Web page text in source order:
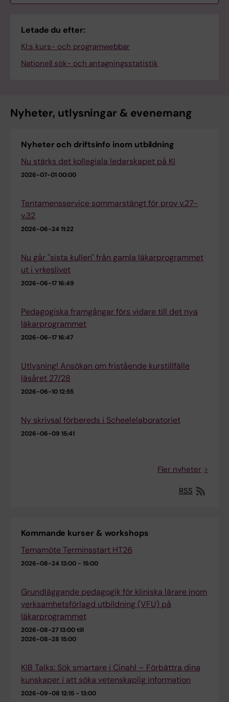
TimeEdit: lokalbokning
KI-portfolio, ett digitalt
bedömningsverktyg för
utbildnings/programnämnder
GUA - Utbildningsansvariga
KIB - Universitetsbiblioteket
och avancerad nivå (KU)
utbildningsadministration
Pedagogiska nätverket i Teams
Programstudievägledare
Uppdragsutbildning
Blanketter & mallar
Högskoleförordningen
Letade du efter:
KI:s kurs- och programwebbar
Nationell sök- och antagningsstatistik
Nyheter, utlysningar & evenemang
Nyheter och driftsinfo inom utbildning
Nu stärks det kollegiala ledarskapet på KI
2026-07-01 00:00
Tentamensservice sommarstängt för prov v.27-
v.32
2026-06-24 11:22
Nu går "sista kullen" från gamla läkarprogrammet
ut i yrkeslivet
2026-06-17 16:49
Pedagogiska framgångar förs vidare till det nya
läkarprogrammet
2026-06-17 16:47
Utlysning! Ansökan om fristående kurstillfälle
läsåret 27/28
2026-06-10 12:55
Ny skrivsal förbereds i Scheelelaboratoriet
2026-06-09 15:41
Fler nyheter
RSS
Kommande kurser & workshops
Temamöte Terminsstart HT26
2026-08-2413:00 - 15:00
Grundläggande pedagogik för kliniska lärare inom
verksamhetsförlagd utbildning (VFU) på
läkarprogrammet
2026-08-27 13:00 till
2026-08-28 15:00
KIB Talks: Sök smartare i Cinahl – Förbättra dina
kunskaper i att söka vetenskaplig information
2026-09-08 12:15 - 13:00